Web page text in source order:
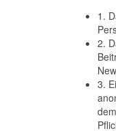
1.
2.
3.